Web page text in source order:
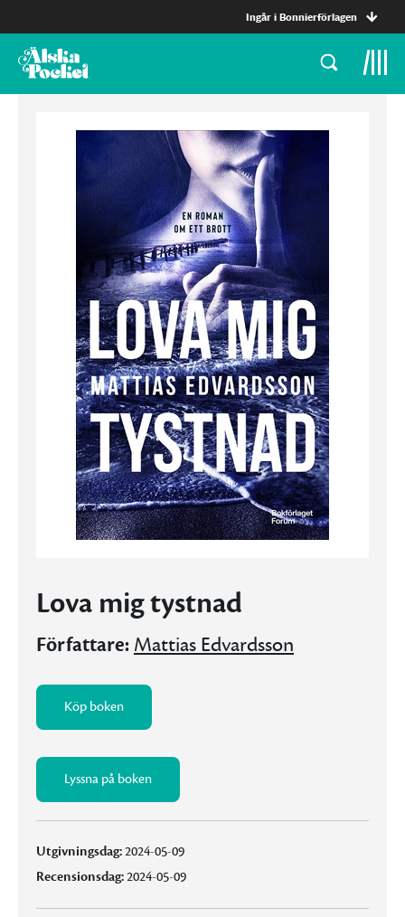
Ingår i Bonnierförlagen
Lova mig tystnad
Författare: Mattias Edvardsson
Köp boken
Lyssna på boken
Utgivningsdag:2024-05-09
Recensionsdag:2024-05-09